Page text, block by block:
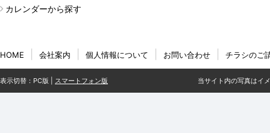
カレンダーから探す
HOME 会社案内 個人情報について お問い合わせ チラシのご
表示切替：PC版 | スマートフォン版 当サイト内の写真はイ